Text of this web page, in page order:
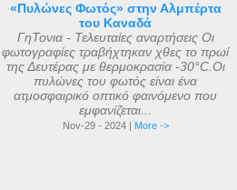
«Πυλώνες Φωτός» στην Αλμπέρτα
του Καναδά
ΓηΤονια - Τελευταίες αναρτήσεις Οι
φωτογραφίες τραβήχτηκαν χθες το πρωί
της Δευτέρας με θερμοκρασία -30°C.Οι
πυλώνες του φωτός είναι ένα
ατμοσφαιρικό οπτικό φαινόμενο που
εμφανίζεται...
Nov-29 - 2024 | More ->